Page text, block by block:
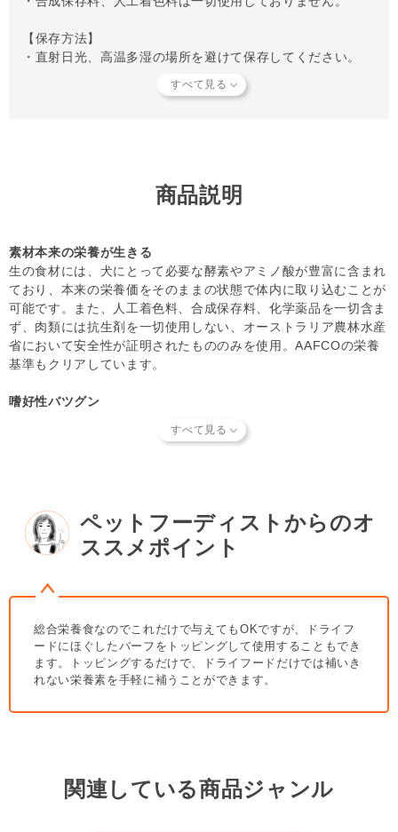
しずつバーフダイエットの割合を増やしてください。
【保存方法】
・直射日光、高温多湿の場所を避けて保存してください。
・マイナス18℃以下の冷凍庫で保存してください。解凍後は
密封容器に入れ、冷蔵庫にて3～4日保存できます。
は十分にご注意ください。箱のまま保存するか、ラップやフ
リーザーバッグを利用されることをおすすめします。
【給与方法につきまして】
・解凍時のドリップ（肉汁）には栄養が含まれておりますの
で、一緒にお与えいただいて問題ありません。ドリップが漏
れ出てしまうことがありますので、解凍時にはお皿や容器の
ご使用をおすすめします。
・加熱することで骨が硬くなります。危険ですので加熱しな
いでください。
・1日に2回以上に分けて与えてください。
・個体差がありますので、パートナーの体重、体型、体調を
見ながら調整してください。
・当商品は真空処理ではないためパック内に微量に入る空気
により、肉の外側が自然な範囲内の変色（酸化）が起こりま
すが、品質に問題はございません。
【冷凍便代につきまして】
便代350円＋税を別途頂戴しています。詳しくは こちら をご
覧ください。
【知っておいていただきたいこと】
当店で取り扱っているフードやおやつ類には、パートナーに
【キャンセルについてご注意】
商品説明
素材本来の栄養が生きる
生の食材には、犬にとって必要な酵素やアミノ酸が豊富に含まれ
ており、本来の栄養価をそのままの状態で体内に取り込むことが
可能です。また、人工着色料、合成保存料、化学薬品を一切含ま
ず、肉類には抗生剤を一切使用しない、オーストラリア農林水産
省において安全性が証明されたもののみを使用。AAFCOの栄養
基準もクリアしています。
嗜好性バツグン
普段のフードはもちろん、食欲がない日の食事としても使用する
単一タンパク質のみを使用
アミノ酸バランスに優れたチキン（オーストラリア産）のみを使
牛、豚、魚などさまざまな動物性タンパク源にアレルギーのある
ペットフーディストからのオ
ススメポイント
総合栄養食なのでこれだけで与えてもOKですが、ドライフ
ードにほぐしたバーフをトッピングして使用することもでき
ます。トッピングするだけで、ドライフードだけでは補いき
れない栄養素を手軽に補うことができます。
関連している商品ジャンル